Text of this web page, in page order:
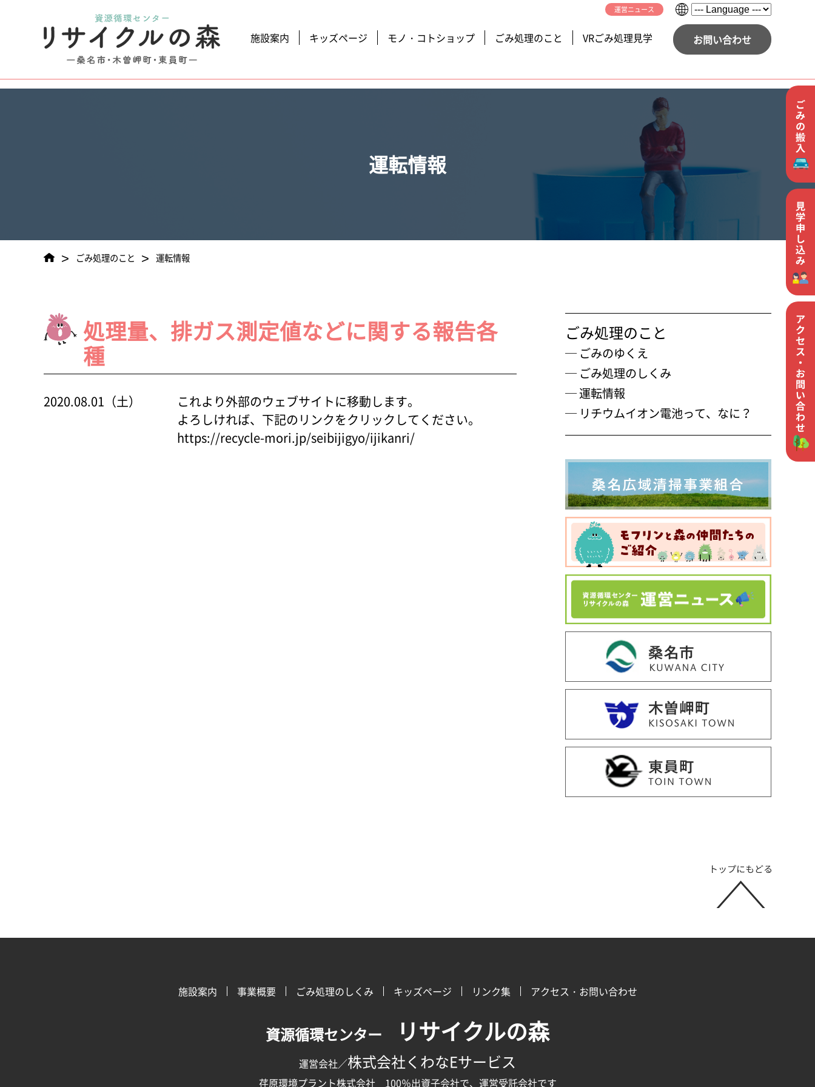
運営ニュース
施設案内 キッズページ モノ・コトショップ ごみ処理のこと VRごみ処理見学 お問い合わせ
運転情報
> ごみ処理のこと > 運転情報
処理量、排ガス測定値などに関する報告各
種
2020.08.01（土）
これより外部のウェブサイトに移動します。
よろしければ、下記のリンクをクリックしてください。
https://recycle-mori.jp/seibijigyo/ijikanri/
ごみ処理のこと
─ ごみのゆくえ
─ ごみ処理のしくみ
─運転情報
─ リチウムイオン電池って、なに？
施設案内 事業概要 ごみ処理のしくみ キッズページ リンク集 アクセス・お問い合わせ
資源循環センター リサイクルの森
運営会社／株式会社くわなEサービス
荏原環境プラント株式会社 100％出資子会社で、運営受託会社です